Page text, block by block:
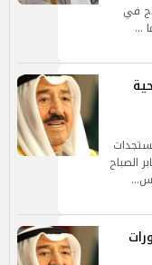
في
…
الصباح